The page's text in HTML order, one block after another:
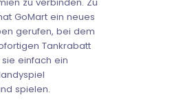
GoMart ein neues
gerufen, bei dem
Tankrabatt
einfach ein
spielen.